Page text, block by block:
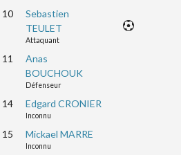
10
Sebastien
TEULET
Attaquant
11
Anas
BOUCHOUK
Défenseur
14 Edgard CRONIER
Inconnu
15 Mickael MARRE
Inconnu